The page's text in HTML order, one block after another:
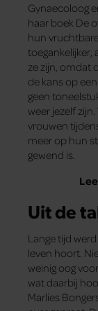
Gynaecoloog
haar boek De
hun
toegankelijker,
ze zijn, omdat
de kans op
geen
weer jezelf
vrouwen
meer op hun
gewend is.
Uit de
Lange tijd
leven hoort.
weinig oog
wat daarbij
Marlies